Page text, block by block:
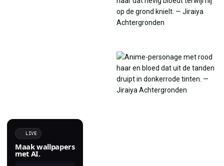
LIVE
Maak wallpapers
met AI.